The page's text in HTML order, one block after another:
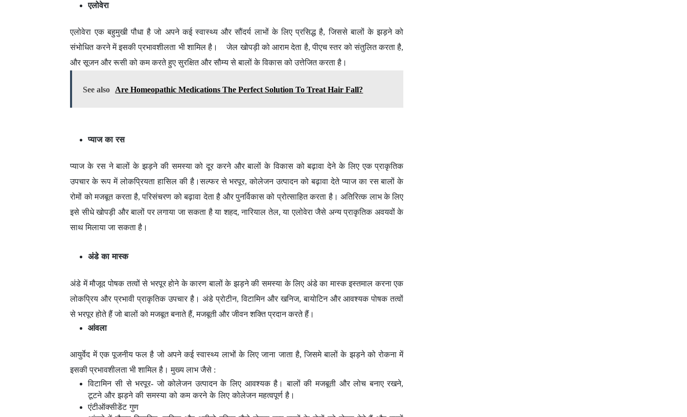
एलोवेरा
एलोवेरा एक बहुमुखी पौधा है जो अपने कई स्वास्थ्य और सौंदर्य लाभों के लिए प्रसिद्ध है, जिससे बालों के झड़ने को
संभोधित करने में इसकी प्रभावशीलता भी शामिल है। जेल खोपड़ी को आराम देता है, पीएच स्तर को संतुलित करता है,
और सूजन और रूसी को कम करते हुए सुरक्षित और सौम्य से बालों के विकास को उत्तेजित करता है।
See also Are Homeopathic Medications The Perfect Solution To Treat Hair Fall?
प्याज का रस
प्याज के रस ने बालों के झड़ने की समस्या को दूर करने और बालों के विकास को बढ़ावा देने के लिए एक प्राकृतिक
उपचार के रूप में लोकप्रियता हासिल की है।सल्फर से भरपूर, कोलेजन उत्पादन को बढ़ावा देते प्याज का रस बालों के
रोमों को मजबूत करता है, परिसंचरण को बढ़ावा देता है और पुनर्विकास को प्रोत्साहित करता है। अतिरित्क लाभ के लिए
इसे सीधे खोपड़ी और बालों पर लगाया जा सकता है या शहद, नारियाल तेल, या एलोवेरा जैसे अन्य प्राकृतिक अवयवों के
साथ मिलाया जा सकता है।
अंडे का मास्क
अंडे में मौजूद पोषक तत्वों से भरपूर होने के कारण बालों के झड़ने की समस्या के लिए अंडे का मास्क इस्तमाल करना एक
लोकप्रिय और प्रभावी प्राकृतिक उपचार है। अंडे प्रोटीन, विटामिन और खनिज, बायोटिन और आवश्यक पोषक तत्वों
से भरपूर होते हैं जो बालों को मजबूत बनाते हैं, मजबूती और जीवन शक्ति प्रदान करते हैं।
आंवला
आयुर्वेद में एक पूजनीय फल है जो अपने कई स्वास्थ्य लाभों के लिए जाना जाता है, जिसमे बालों के झड़ने को रोकना में
इसकी प्रभावशीलता भी शामिल है। मुख्य लाभ जैसे :
विटामिन सी से भरपूर- जो कोलेजन उत्पादन के लिए आवश्यक है। बालों की मजबूती और लोच बनाए रखने,
टूटने और झड़ने की समस्या को कम करने के लिए कोलेजन महत्वपूर्ण है।
एंटीऑक्सीडेंट गुण